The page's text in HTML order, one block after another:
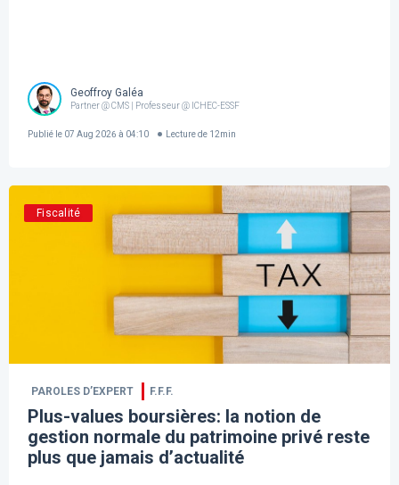
Geoffroy Galéa
Partner @ CMS | Professeur @ ICHEC-ESSF
Publié le 07 Aug 2026 à 04:10 Lecture de 12min
Fiscalité
PAROLES D’EXPERT F.F.F.
Plus-values boursières: la notion de
gestion normale du patrimoine privé reste
plus que jamais d’actualité